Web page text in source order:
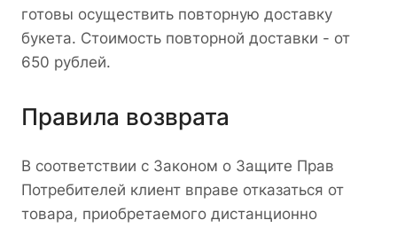
готовы осуществить повторную доставку
букета. Стоимость повторной доставки - от
650 рублей.
Правила возврата
В соответствии с Законом о Защите Прав
Потребителей клиент вправе отказаться от
товара, приобретаемого дистанционно